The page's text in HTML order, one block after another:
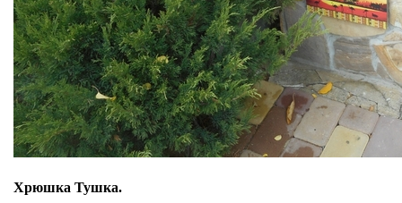
Хрюшка Тушка.